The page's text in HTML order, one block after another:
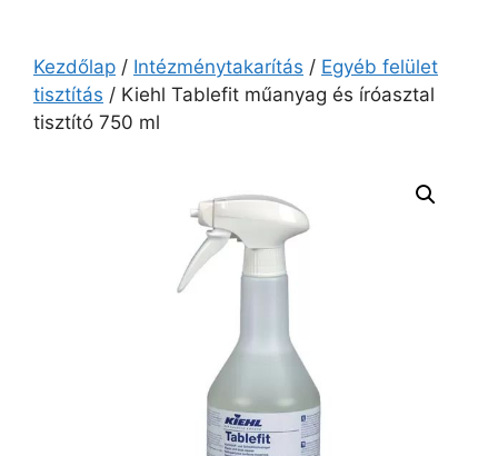
Kezdőlap / Intézménytakarítás / Egyéb felület
tisztítás / Kiehl Tablefit műanyag és íróasztal
tisztító 750 ml